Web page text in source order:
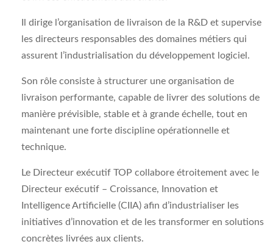
Il dirige l’organisation de livraison de la R&D et supervise
les directeurs responsables des domaines métiers qui
assurent l’industrialisation du développement logiciel.
Son rôle consiste à structurer une organisation de
livraison performante, capable de livrer des solutions de
manière prévisible, stable et à grande échelle, tout en
maintenant une forte discipline opérationnelle et
technique.
Le Directeur exécutif TOP collabore étroitement avec le
Directeur exécutif – Croissance, Innovation et
Intelligence Artificielle (CIIA) afin d’industrialiser les
initiatives d’innovation et de les transformer en solutions
concrètes livrées aux clients.